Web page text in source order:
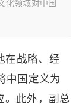
化领域对中国
在战略、经
中国定义为
。此外，副总